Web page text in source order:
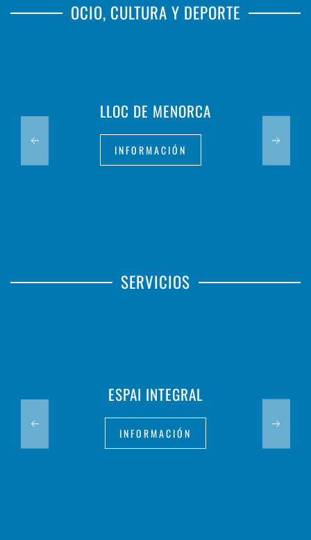
OCIO, CULTURA Y DEPORTE
LLOC DE MENORCA
INFORMACIÓN
SERVICIOS
ESPAI INTEGRAL
INFORMACIÓN